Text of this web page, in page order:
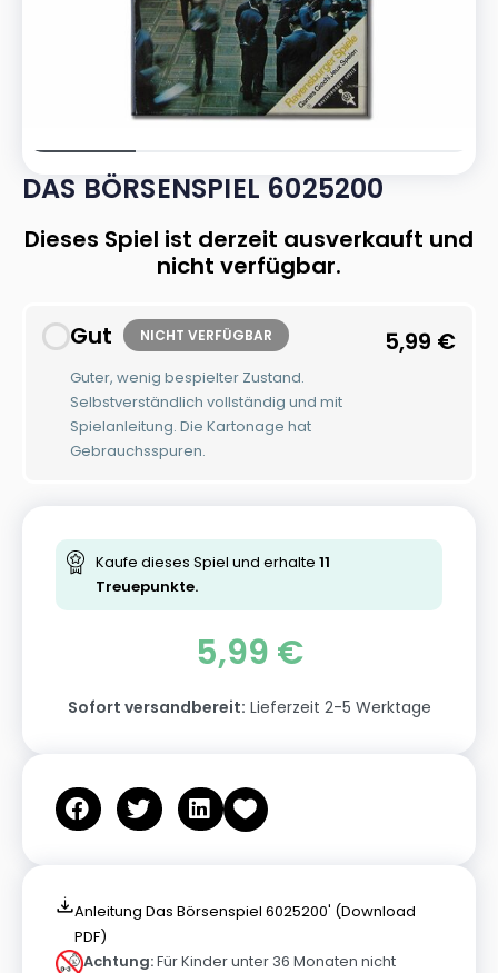
DAS BÖRSENSPIEL 6025200
Dieses Spiel ist derzeit ausverkauft und
nicht verfügbar.
Gut NICHT VERFÜGBAR
Guter, wenig bespielter Zustand.
Selbstverständlich vollständig und mit
Spielanleitung. Die Kartonage hat
Gebrauchsspuren.
5,99 €
Kaufe dieses Spiel und erhalte 11
Treuepunkte.
5,99 €
Sofort versandbereit: Lieferzeit 2-5 Werktage
Anleitung Das Börsenspiel 6025200' (Download
PDF)
Achtung:Für Kinder unter 36 Monaten nicht